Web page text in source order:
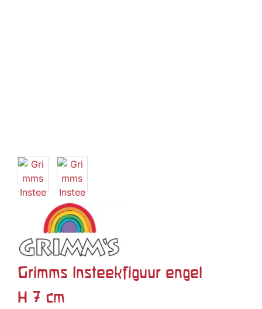
Grimms Insteekfiguur engel
H 7 cm